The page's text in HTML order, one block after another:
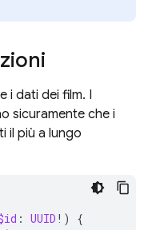
i dati dei film. I
sicuramente che i
il più a lungo
: UUID !)
{